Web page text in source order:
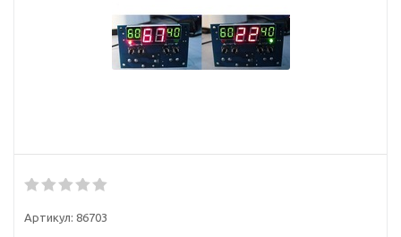
Артикул: 86703